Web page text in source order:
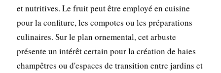
et nutritives. Le fruit peut être employé en cuisine
pour la confiture, les compotes ou les préparations
culinaires. Sur le plan ornemental, cet arbuste
présente un intérêt certain pour la création de haies
champêtres ou d'espaces de transition entre jardins et